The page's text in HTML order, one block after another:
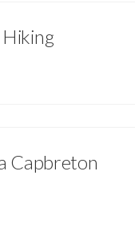
Capbreton